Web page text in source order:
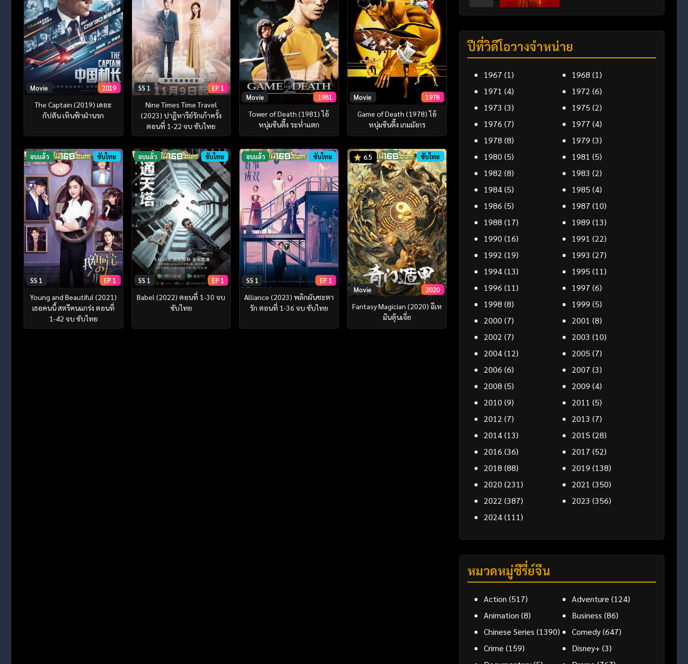
Movie 2019
The Captain (2019) เดอะ
กัปตัน เหินฟ้าฝ่านรก
SS 1 EP 1
Nine Times Time Travel
(2023) ปาฏิหาริย์รักเก้าครั้ง
ตอนที่ 1-22 จบ ซับไทย
Movie 1981
Tower of Death (1981) ไอ้
หนุ่มซินตึ๊ง ระห่ำแตก
Movie 1978
Game of Death (1978) ไอ้
หนุ่มซินตึ๊ง เกมมังกร
จบแล้ว ซับไทย
SS 1 EP 1
Young and Beautiful (2021)
เธอคนนี้ สตรีคนแกร่ง ตอนที่
1-42 จบ ซับไทย
จบแล้ว ซับไทย
SS 1 EP 1
Babel (2022) ตอนที่ 1-30 จบ
ซับไทย
จบแล้ว ซับไทย
SS 1 EP 1
Alliance (2023) พลิกผันชะตา
รัก ตอนที่ 1-36 จบ ซับไทย
6.5 ซับไทย
Movie 2020
Fantasy Magician (2020) ฉีเห
มินตุ้นเจี่ย
ปีที่วิดีโอวางจำหน่าย
1967 (1) 1968 (1)
1971 (4) 1972 (6)
1973 (3) 1975 (2)
1976 (7) 1977 (4)
1978 (8) 1979 (3)
1980 (5) 1981 (5)
1982 (8) 1983 (2)
1984(5) 1985 (4)
1986 (5) 1987 (10)
1988 (17) 1989 (13)
1990 (16) 1991 (22)
1992 (19) 1993 (27)
1994(13) 1995 (11)
1996 (11) 1997 (6)
1998 (8) 1999 (5)
2000 (7) 2001 (8)
2002 (7) 2003 (10)
2004(12) 2005 (7)
2006 (6) 2007 (3)
2008 (5) 2009 (4)
2010 (9) 2011 (5)
2012 (7) 2013 (7)
2014(13) 2015 (28)
2016 (36) 2017 (52)
2018 (88) 2019 (138)
2020 (231) 2021 (350)
2022 (387) 2023 (356)
2024(111)
หมวดหมู่ซีรี่ย์จีน
Action (517) Adventure (124)
Animation (8) Business (86)
Chinese Series (1390) Comedy(647)
Crime (159) Disney+ (3)